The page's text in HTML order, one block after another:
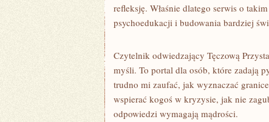
refleksję. Właśnie dlatego serwis o
psychoedukacji i budowania bardziej
Czytelnik odwiedzający Tęczową
myśli. To portal dla osób, które zadają
trudno mi zaufać, jak wyznaczać
wspierać kogoś w kryzysie, jak nie
odpowiedzi wymagają mądrości.